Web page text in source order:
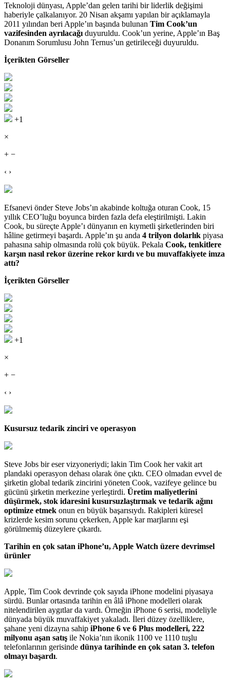
Teknoloji dünyası, Apple’dan gelen tarihi bir liderlik değişimi
haberiyle çalkalanıyor. 20 Nisan akşamı yapılan bir açıklamayla
2011 yılından beri Apple’ın başında bulunan Tim Cook’un
vazifesinden ayrılacağı duyuruldu. Cook’un yerine, Apple’ın Baş
Donanım Sorumlusu John Ternus’un getirileceği duyuruldu.
İçerikten Görseller
+1
×
+ −
‹ ›
Efsanevi önder Steve Jobs’ın akabinde koltuğa oturan Cook, 15
yıllık CEO’luğu boyunca birden fazla defa eleştirilmişti. Lakin
Cook, bu süreçte Apple’ı dünyanın en kıymetli şirketlerinden biri
hâline getirmeyi başardı. Apple’ın şu anda 4 trilyon dolarlık piyasa
pahasına sahip olmasında rolü çok büyük. Pekala Cook, tenkitlere
karşın nasıl rekor üzerine rekor kırdı ve bu muvaffakiyete imza
attı?
İçerikten Görseller
+1
×
+ −
‹ ›
Kusursuz tedarik zinciri ve operasyon
Steve Jobs bir eser vizyoneriydi; lakin Tim Cook her vakit art
plandaki operasyon dehası olarak öne çıktı. CEO olmadan evvel de
şirketin global tedarik zincirini yöneten Cook, vazifeye gelince bu
gücünü şirketin merkezine yerleştirdi. Üretim maliyetlerini
düşürmek, stok idaresini kusursuzlaştırmak ve tedarik ağını
optimize etmek onun en büyük başarısıydı. Rakipleri küresel
krizlerde kesim sorunu çekerken, Apple kar marjlarını eşi
görülmemiş düzeylere çıkardı.
Tarihin en çok satan iPhone’u, Apple Watch üzere devrimsel
ürünler
Apple, Tim Cook devrinde çok sayıda iPhone modelini piyasaya
sürdü. Bunlar ortasında tarihin en âlâ iPhone modelleri olarak
nitelendirilen aygıtlar da vardı. Örneğin iPhone 6 serisi, modeliyle
dünyada büyük muvaffakiyet yakaladı. İleri düzey özelliklere,
şahane yeni dizayna sahip iPhone 6 ve 6 Plus modelleri, 222
milyonu aşan satış ile Nokia’nın ikonik 1100 ve 1110 tuşlu
telefonlarının gerisinde dünya tarihinde en çok satan 3. telefon
olmayı başardı.